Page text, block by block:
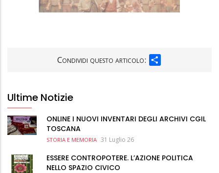
Condividi questo articolo:
Ultime Notizie
ONLINE I NUOVI INVENTARI DEGLI ARCHIVI CGIL
TOSCANA
STORIA E MEMORIA 31 Luglio 26
ESSERE CONTROPOTERE. L’AZIONE POLITICA
NELLO SPAZIO CIVICO